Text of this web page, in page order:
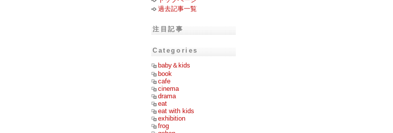
過去記事一覧
注目記事
Categories
baby＆kids
book
cafe
cinema
drama
eat
eat with kids
exhibition
frog